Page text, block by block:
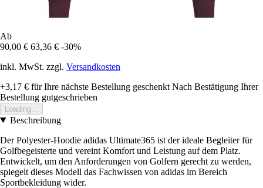
Ab
90,00 € 63,36 € -30%
inkl. MwSt. zzgl. Versandkosten
+3,17 € für Ihre nächste Bestellung geschenkt Nach Bestätigung Ihrer
Bestellung gutgeschrieben
Loading...
Beschreibung
Der Polyester-Hoodie adidas Ultimate365 ist der ideale Begleiter für
Golfbegeisterte und vereint Komfort und Leistung auf dem Platz.
Entwickelt, um den Anforderungen von Golfern gerecht zu werden,
spiegelt dieses Modell das Fachwissen von adidas im Bereich
Sportbekleidung wider.